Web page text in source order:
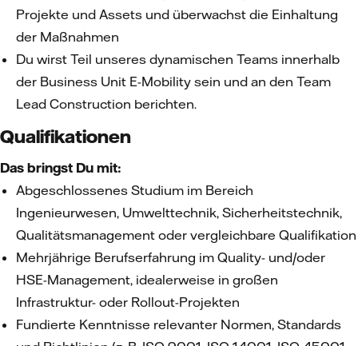
Projekte und Assets und überwachst die Einhaltung
der Maßnahmen
Du wirst Teil unseres dynamischen Teams innerhalb
der Business Unit E-Mobility sein und an den Team
Lead Construction berichten.
Qualifikationen
Das bringst Du mit:
Abgeschlossenes Studium im Bereich
Ingenieurwesen, Umwelttechnik, Sicherheitstechnik,
Qualitätsmanagement oder vergleichbare Qualifikation
Mehrjährige Berufserfahrung im Quality- und/oder
HSE-Management, idealerweise in großen
Infrastruktur- oder Rollout-Projekten
Fundierte Kenntnisse relevanter Normen, Standards